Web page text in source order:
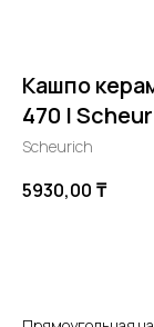
Кашпо
470 |
Scheurich
5930,00 ₸